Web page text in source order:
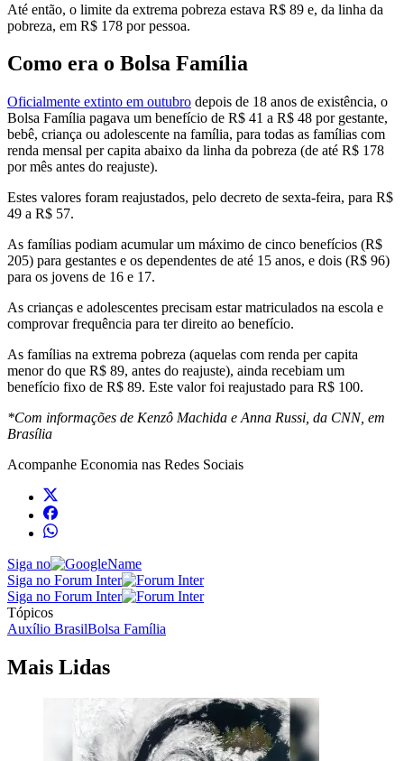
Até então, o limite da extrema pobreza estava R$ 89 e, da linha da
pobreza, em R$ 178 por pessoa.
Como era o Bolsa Família
Oficialmente extinto em outubro depois de 18 anos de existência, o
Bolsa Família pagava um benefício de R$ 41 a R$ 48 por gestante,
bebê, criança ou adolescente na família, para todas as famílias com
renda mensal per capita abaixo da linha da pobreza (de até R$ 178
por mês antes do reajuste).
Estes valores foram reajustados, pelo decreto de sexta-feira, para R$
49 a R$ 57.
As famílias podiam acumular um máximo de cinco benefícios (R$
205) para gestantes e os dependentes de até 15 anos, e dois (R$ 96)
para os jovens de 16 e 17.
As crianças e adolescentes precisam estar matriculados na escola e
comprovar frequência para ter direito ao benefício.
As famílias na extrema pobreza (aquelas com renda per capita
menor do que R$ 89, antes do reajuste), ainda recebiam um
benefício fixo de R$ 89. Este valor foi reajustado para R$ 100.
*Com informações de Kenzô Machida e Anna Russi, da CNN, em
Brasília
Acompanhe Economia nas Redes Sociais
Siga no
Siga no Forum Inter
Siga no Forum Inter
Tópicos
Auxílio BrasilBolsa Família
Mais Lidas